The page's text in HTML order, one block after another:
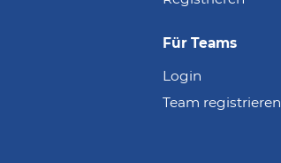
Für Teams
Login
Team registrieren